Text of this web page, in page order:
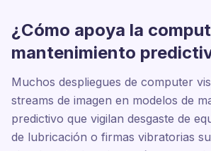
¿Cómo apoya la
mantenimiento
Muchos despliegues de computer
streams de imagen en modelos de
predictivo que vigilan desgaste de
de lubricación o firmas vibratorias